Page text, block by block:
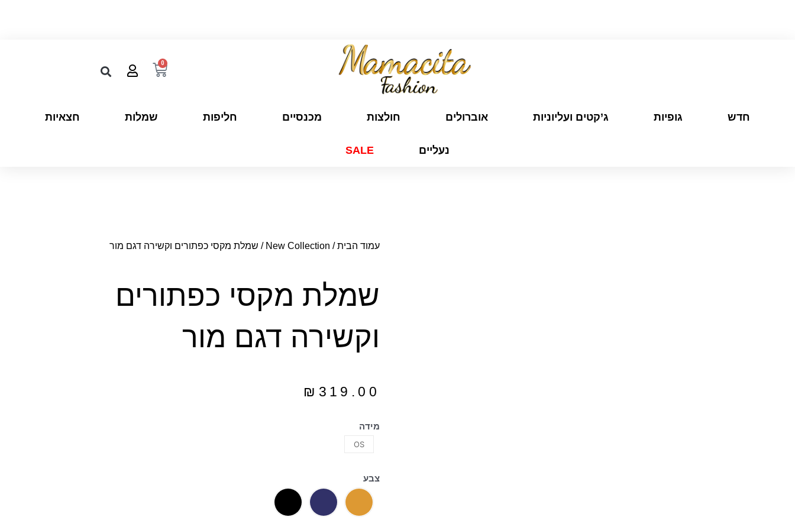
0
חדש גופיות ג’קטים ועליוניות אוברולים חולצות מכנסיים חליפות שמלות חצאיות
נעליים SALE
עמוד הבית/
New Collection / שמלת מקסי כפתורים וקשירה דגם מור
שמלת מקסי כפתורים
וקשירה דגם מור
₪ 319.00
מידה
OS
צבע